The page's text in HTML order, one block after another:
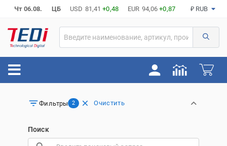
Чт 06.08. ЦБ USD 81,41 +0,48 EUR 94,06 +0,87 ₽ RUB
Фильтры 2 Очистить
Поиск